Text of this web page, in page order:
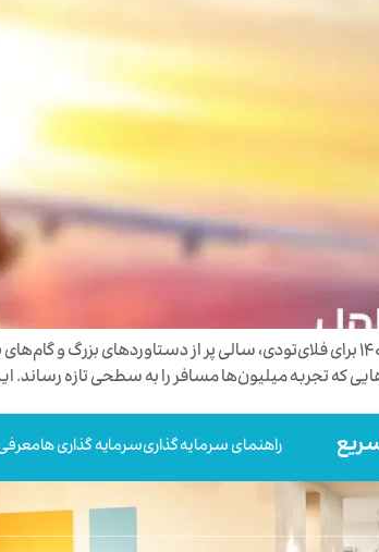
که تجربه میلیون‌ها مسافر را به سطحی تازه
راهنمای سرمایه گذاریسرمایه گذاری ها